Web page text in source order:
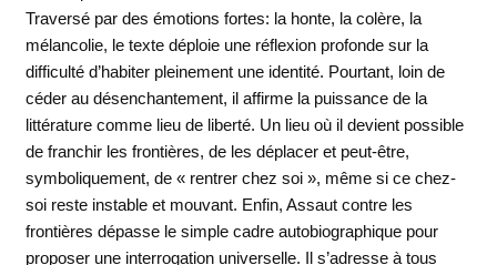
Traversé par des émotions fortes: la honte, la colère, la
mélancolie, le texte déploie une réflexion profonde sur la
difficulté d’habiter pleinement une identité. Pourtant, loin de
céder au désenchantement, il affirme la puissance de la
littérature comme lieu de liberté. Un lieu où il devient possible
de franchir les frontières, de les déplacer et peut-être,
symboliquement, de « rentrer chez soi », même si ce chez-
soi reste instable et mouvant. Enfin, Assaut contre les
frontières dépasse le simple cadre autobiographique pour
proposer une interrogation universelle. Il s’adresse à tous